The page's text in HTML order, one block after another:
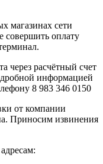
магазинах сети
совершить оплату
через расчётный счет
информацией
8 983 346 0150
от компании
Приносим извинения